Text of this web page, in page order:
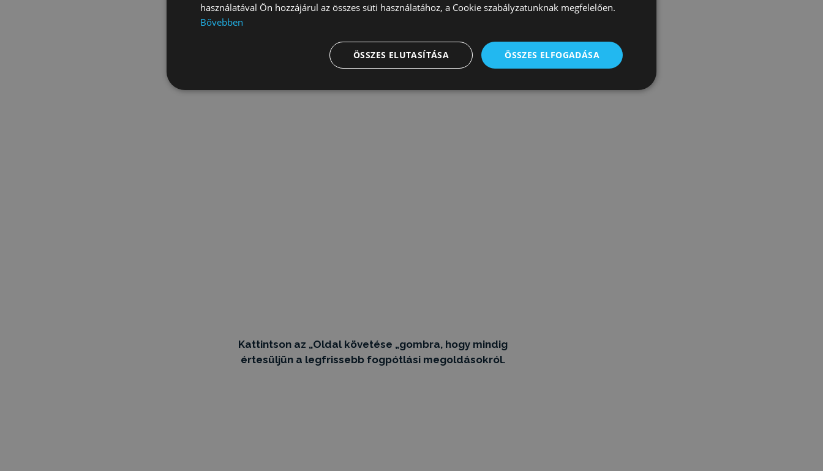
és a végleges fogpótlás elkészültéig – jellemzően körülbelül fél
éven belül – megbízhatóan használható.
Kattintson az „Oldal követése „gombra, hogy mindig
értesüljün a legfrissebb fogpótlási megoldásokról.
használatával Ön hozzájárul az összes süti használatához, a Cookie szabályzatunknak megfelelően.
Bővebben
ÖSSZES ELFOGADÁSA
ÖSSZES ELUTASÍTÁSA